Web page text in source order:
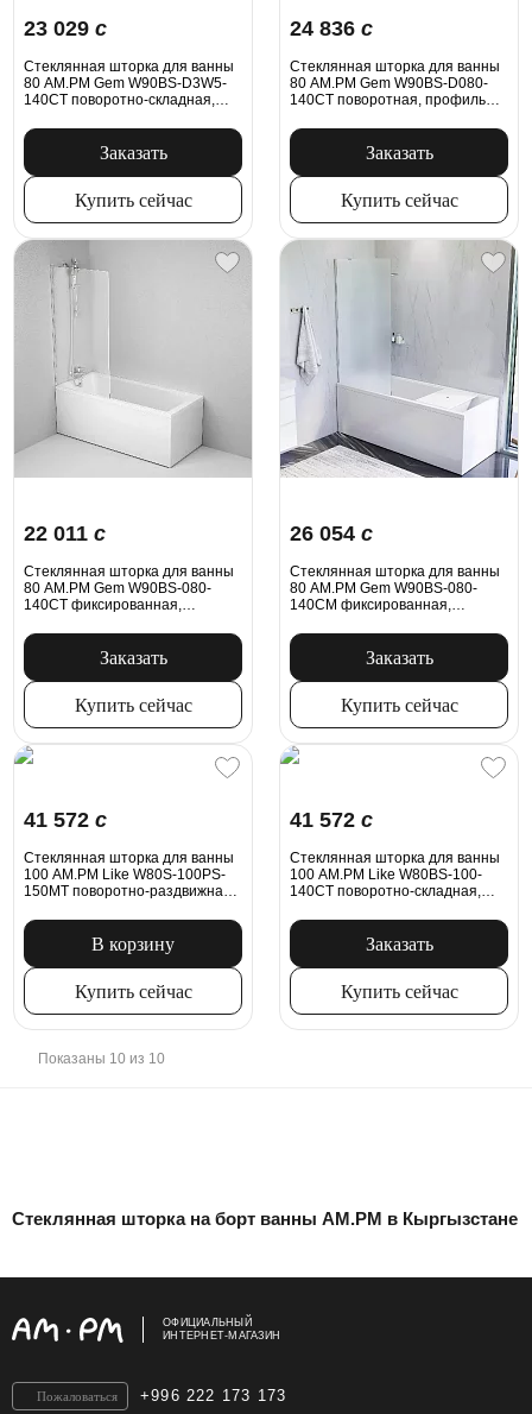
23 029 c
Стеклянная шторка для ванны
80 AM.PM Gem W90BS-D3W5-
140CT поворотно-складная,
Заказать
Купить сейчас
24 836 c
Стеклянная шторка для ванны
80 AM.PM Gem W90BS-D080-
140CT поворотная, профиль
Заказать
Купить сейчас
22 011 c
Стеклянная шторка для ванны
80 AM.PM Gem W90BS-080-
140CT фиксированная,
Заказать
Купить сейчас
26 054 c
Стеклянная шторка для ванны
80 AM.PM Gem W90BS-080-
140CM фиксированная,
Заказать
Купить сейчас
41 572 c
Стеклянная шторка для ванны
100 AM.PM Like W80S-100PS-
150MT поворотно-раздвижная,
В корзину
Купить сейчас
41 572 c
Стеклянная шторка для ванны
100 AM.PM Like W80BS-100-
140CT поворотно-складная,
Заказать
Купить сейчас
Показаны 10 из 10
Стеклянная шторка на борт ванны AM.PM в Кыргызстане
ОФИЦИАЛЬНЫЙ
ИНТЕРНЕТ-МАГАЗИН
+996 222 173 173
Пожаловаться